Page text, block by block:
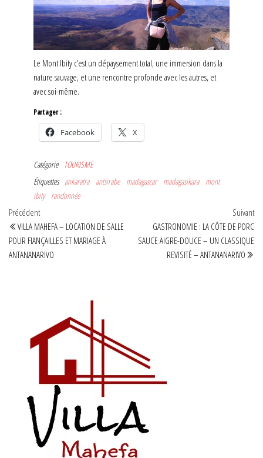
Le Mont Ibity c’est un dépaysement total, une immersion dans la
nature sauvage, et une rencontre profonde avec les autres, et
avec soi-même.
Partager :
Facebook X
Catégorie
TOURISME
Étiquettes ankaratra antsirabe madagascar madagasikara
mont
ibity
randonnée
Navigation
de
l’article
Article
précédent
Précédent
VILLA MAHEFA – LOCATION DE SALLE
POUR FIANÇAILLES ET MARIAGE À
ANTANANARIVO
Suivant
GASTRONOMIE : LA CÔTE DE PORC
SAUCE AIGRE-DOUCE – UN CLASSIQUE
REVISITÉ – ANTANANARIVO